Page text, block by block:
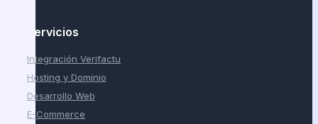
Servicios
Integración Verifactu
Hosting y Dominio
Desarrollo Web
E-Commerce